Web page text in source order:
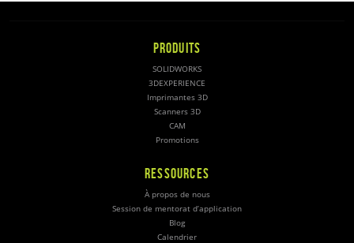
PRODUITS
SOLIDWORKS
3DEXPERIENCE
Imprimantes 3D
Scanners 3D
CAM
Promotions
RESSOURCES
À propos de nous
Session de mentorat d’application
Blog
Calendrier